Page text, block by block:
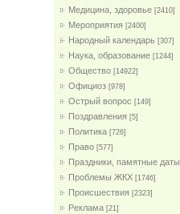
Медицина, здоровье [2410]
Мероприятия [2400]
Народный календарь [307]
Наука, образование [1244]
Общество [14922]
Официоз [978]
Острый вопрос [149]
Поздравления [5]
Политика [726]
Право [577]
Праздники, памятные даты
Проблемы ЖКХ [1746]
Проиcшествия [2323]
Реклама [21]